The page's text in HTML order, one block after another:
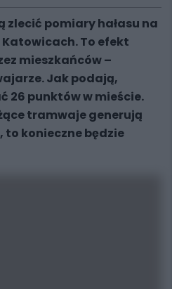
zlecić pomiary hałasu na
To efekt
mieszkańców –
Jak podają,
26 punktów w mieście.
tramwaje generują
to konieczne będzie